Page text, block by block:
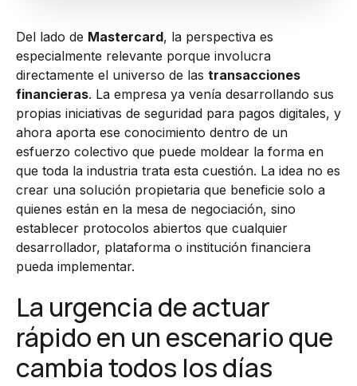
Del lado de Mastercard, la perspectiva es
especialmente relevante porque involucra
directamente el universo de las transacciones
financieras. La empresa ya venía desarrollando sus
propias iniciativas de seguridad para pagos digitales, y
ahora aporta ese conocimiento dentro de un
esfuerzo colectivo que puede moldear la forma en
que toda la industria trata esta cuestión. La idea no es
crear una solución propietaria que beneficie solo a
quienes están en la mesa de negociación, sino
establecer protocolos abiertos que cualquier
desarrollador, plataforma o institución financiera
pueda implementar.
La urgencia de actuar
rápido en un escenario que
cambia todos los días